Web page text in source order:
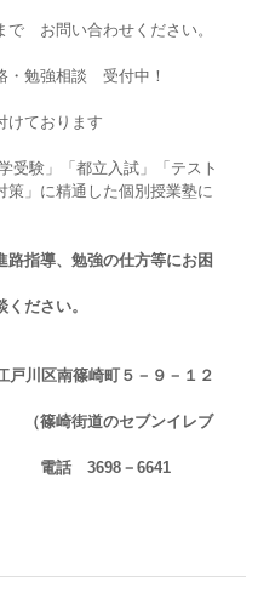
で　お問い合わせください。
・勉強相談　受付中！
けております
策」に精通した個別授業塾に
路指導、勉強の仕方等にお困
ださい。
戸川区南篠崎町５－９－１２
道のセブンイレブ
－6641